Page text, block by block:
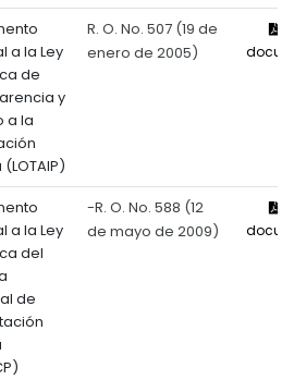
a la Ley
de
y
a la
R. O. No. 507 (19 de
enero de 2005)
a la Ley
del
de
-R. O. No. 588 (12
de mayo de 2009)